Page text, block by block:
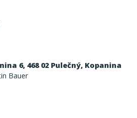
6, 468 02 Pulečný, Kopanina
Bauer